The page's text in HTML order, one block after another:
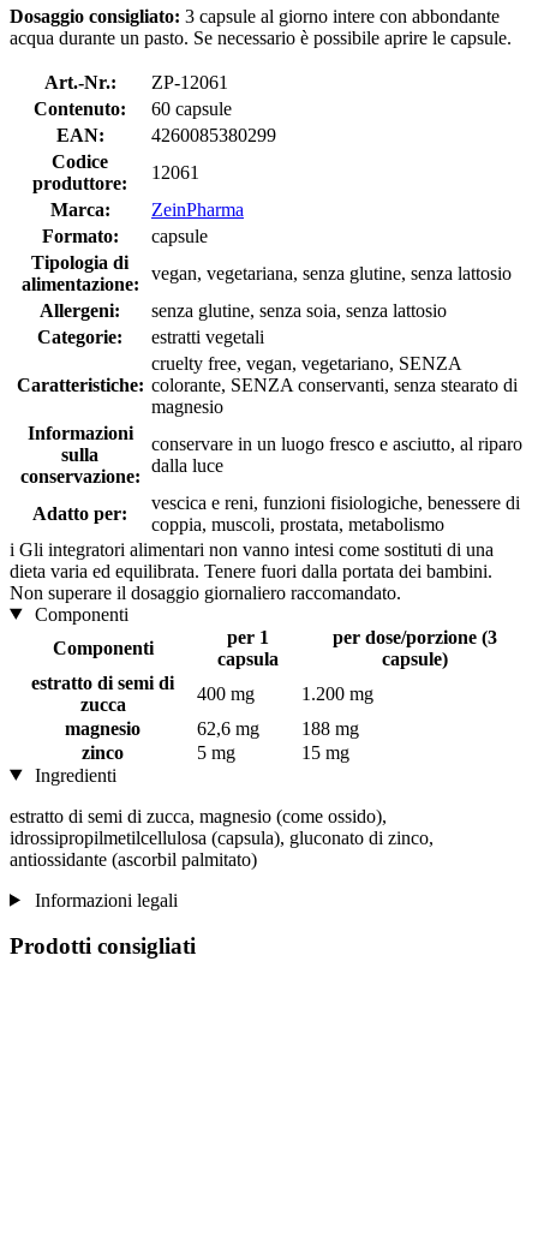
Dosaggio consigliato: 3 capsule al giorno intere con abbondante
acqua durante un pasto. Se necessario è possibile aprire le capsule.
Art.-Nr.:
ZP-12061
Contenuto:
60 capsule
EAN:
4260085380299
Codice
produttore:
12061
Marca:
ZeinPharma
Formato:
capsule
Tipologia di
alimentazione:
vegan, vegetariana, senza glutine, senza lattosio
Allergeni:
senza glutine, senza soia, senza lattosio
Categorie:
estratti vegetali
Caratteristiche:
cruelty free, vegan, vegetariano, SENZA
colorante, SENZA conservanti, senza stearato di
magnesio
Informazioni
sulla
conservazione:
conservare in un luogo fresco e asciutto, al riparo
dalla luce
Adatto per:
vescica e reni, funzioni fisiologiche, benessere di
coppia, muscoli, prostata, metabolismo
i Gli integratori alimentari non vanno intesi come sostituti di una
dieta varia ed equilibrata. Tenere fuori dalla portata dei bambini.
Non superare il dosaggio giornaliero raccomandato.
Componenti
Componenti
per 1
capsula
per dose/porzione (3
capsule)
estratto di semi di
zucca
400 mg
1.200 mg
magnesio
62,6 mg
188 mg
zinco
5 mg
15 mg
Ingredienti
estratto di semi di zucca, magnesio (come ossido),
idrossipropilmetilcellulosa (capsula), gluconato di zinco,
antiossidante (ascorbil palmitato)
Informazioni legali
Prodotti consigliati